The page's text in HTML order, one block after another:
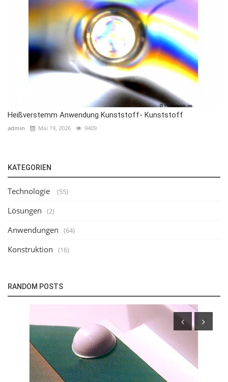
Heißverstemm Anwendung Kunststoff- Kunststoff
admin Mai 19, 2026 9409
KATEGORIEN
Technologie (55)
Lösungen (2)
Anwendungen (64)
Konstruktion (16)
RANDOM POSTS